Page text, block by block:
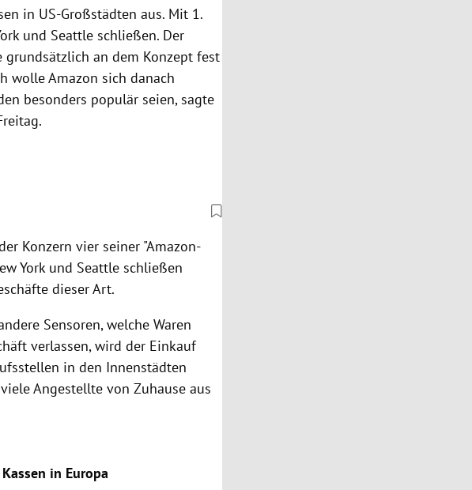
in US-Großstädten aus. Mit 1.
und Seattle schließen. Der
an dem Konzept fest
wolle Amazon sich danach
besonders populär seien, sagte
Konzern vier seiner "Amazon-
York und Seattle schließen
dieser Art.
Sensoren, welche Waren
verlassen, wird der Einkauf
in den Innenstädten
Angestellte von Zuhause aus
in Europa